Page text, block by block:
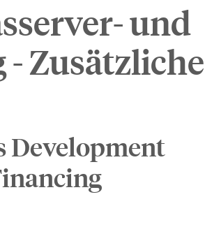
und
Zusätzliche
Development